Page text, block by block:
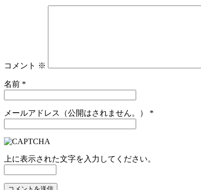
コメント ※
名前 *
メールアドレス（公開はされません。） *
上に表示された文字を入力してください。